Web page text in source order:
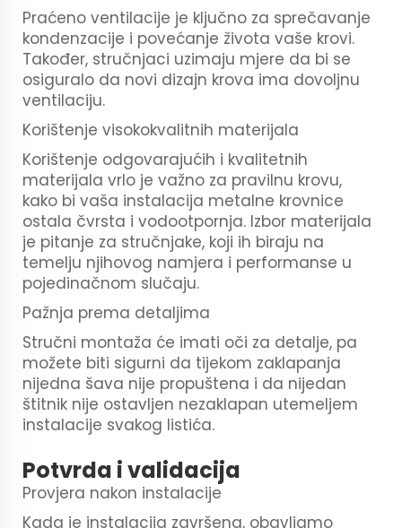
Praćeno ventilacije je ključno za sprečavanje
kondenzacije i povećanje života vaše krovi.
Također, stručnjaci uzimaju mjere da bi se
osiguralo da novi dizajn krova ima dovoljnu
ventilaciju.
Korištenje visokokvalitnih materijala
Korištenje odgovarajućih i kvalitetnih
materijala vrlo je važno za pravilnu krovu,
kako bi vaša instalacija metalne krovnice
ostala čvrsta i vodootpornja. Izbor materijala
je pitanje za stručnjake, koji ih biraju na
temelju njihovog namjera i performanse u
pojedinačnom slučaju.
Pažnja prema detaljima
Stručni montaža će imati oči za detalje, pa
možete biti sigurni da tijekom zaklapanja
nijedna šava nije propuštena i da nijedan
štitnik nije ostavljen nezaklapan utemeljem
instalacije svakog listića.
Potvrda i validacija
Provjera nakon instalacije
Kada je instalacija završena, obavljamo